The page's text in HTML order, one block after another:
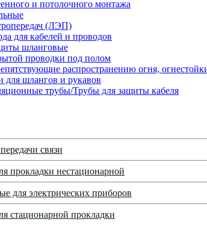
и потолочного монтажа
(ЛЭП)
для кабелей и проводов
шланговые
проводки под полом
распространению огня,
для шлангов и рукавов
трубы/Трубы для защиты кабеля
связи
прокладки нестационарной
для электрических приборов
стационарной прокладки